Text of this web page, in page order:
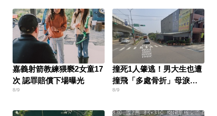
嘉義射箭教練猥褻2女童17
次 認罪賠償下場曝光
8/9
撞死1人肇逃！男大生也遭
撞飛「多處骨折」母淚：
家快瓦解
8/9